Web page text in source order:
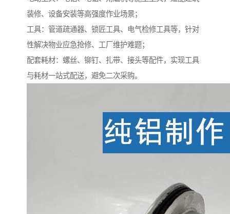
装修、设备安装等高强度作业场景；​
工具：管道疏通器、锁匠工具、电气检修工具等，针对
性解决物业应急抢修、工厂维护难题；​
配套耗材：螺丝、铆钉、扎带、接头等配件，实现工具
与耗材一站式配送，避免二次采购。